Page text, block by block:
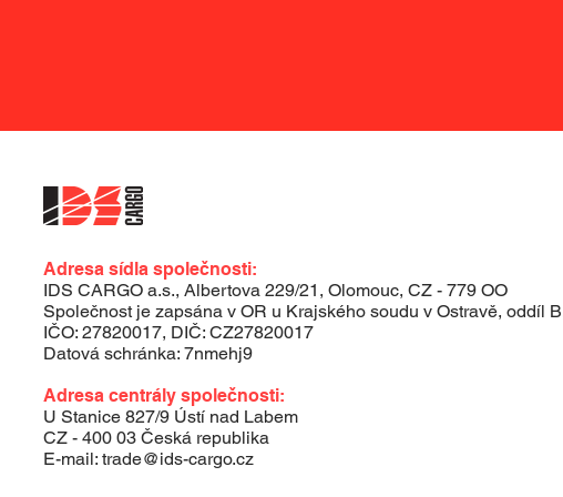
Adresa sídla společnosti:
IDS CARGO a.s., Albertova 229/21, Olomouc, CZ - 779 OO
Společnost je zapsána v OR u Krajského soudu v Ostravě, oddíl
IČO: 27820017, DIČ: CZ27820017
Datová schránka: 7nmehj9
Adresa centrály společnosti:
U Stanice 827/9 Ústí nad Labem
CZ - 400 03 Česká republika
E-mail: trade@ids-cargo.cz